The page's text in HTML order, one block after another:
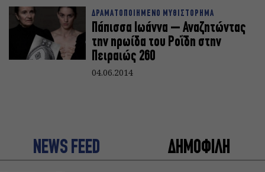
ΔΡΑΜΑΤΟΠΟΙΗΜΕΝΟ ΜΥΘΙΣΤΟΡΗΜΑ
Πάπισσα Ιωάννα – Αναζητώντας
την ηρωίδα του Ροΐδη στην
Πειραιώς 260
04.06.2014
NEWS FEED ΔΗΜΟΦΙΛΗ